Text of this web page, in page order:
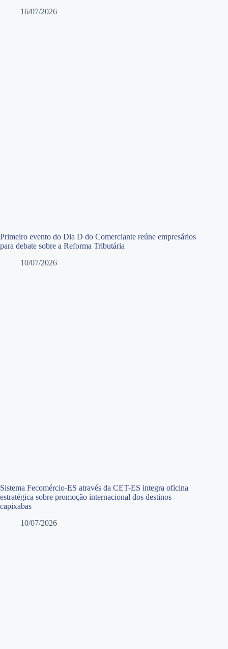
16/07/2026
Primeiro evento do Dia D do Comerciante reúne empresários
para debate sobre a Reforma Tributária
10/07/2026
Sistema Fecomércio-ES através da CET-ES integra oficina
estratégica sobre promoção internacional dos destinos
capixabas
10/07/2026